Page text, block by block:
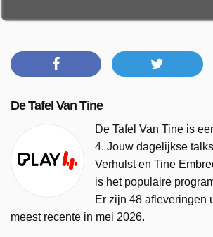
De Tafel Van Tine
De Tafel Van Tine is
4. Jouw dagelijkse
Verhulst en Tine
is het populaire
Er zijn 48 afleveringen
meest recente in mei 2026.